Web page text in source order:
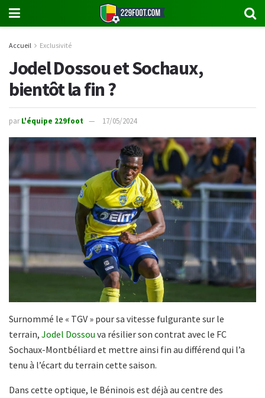
Accueil Exclusivité
Jodel Dossou et Sochaux,
bientôt la fin ?
par L'équipe 229foot 17/05/2024
Surnommé le « TGV » pour sa vitesse fulgurante sur le
terrain, Jodel Dossou va résilier son contrat avec le FC
Sochaux-Montbéliard et mettre ainsi fin au différend qui l’a
tenu à l’écart du terrain cette saison.
Dans cette optique, le Béninois est déjà au centre des